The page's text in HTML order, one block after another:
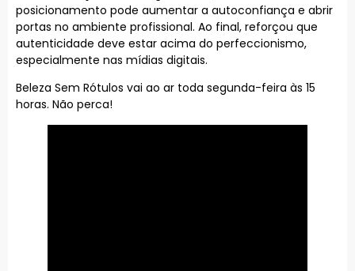
posicionamento pode aumentar a autoconfiança e abrir
portas no ambiente profissional. Ao final, reforçou que
autenticidade deve estar acima do perfeccionismo,
especialmente nas mídias digitais.
Beleza Sem Rótulos vai ao ar toda segunda-feira às 15
horas. Não perca!